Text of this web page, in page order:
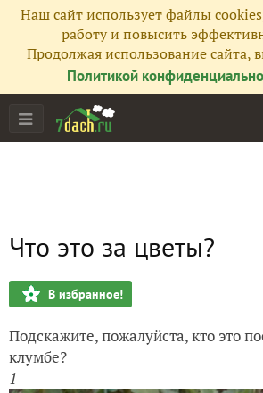
Наш сайт использует файлы
работу и повысить
Продолжая использование сайта,
Политикой
Что это за цветы?
В избранное!
Подскажите, пожалуйста, кто это
клумбе?
1